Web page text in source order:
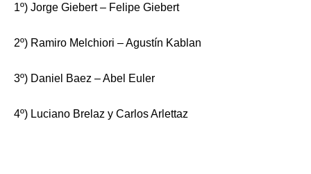
1º) Jorge Giebert – Felipe Giebert
2º) Ramiro Melchiori – Agustín Kablan
3º) Daniel Baez – Abel Euler
4º) Luciano Brelaz y Carlos Arlettaz